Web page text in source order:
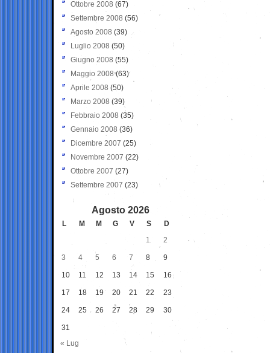
Ottobre 2008 (67)
Settembre 2008 (56)
Agosto 2008 (39)
Luglio 2008 (50)
Giugno 2008 (55)
Maggio 2008(63)
Aprile 2008 (50)
Marzo 2008 (39)
Febbraio 2008 (35)
Gennaio 2008 (36)
Dicembre 2007 (25)
Novembre 2007 (22)
Ottobre 2007 (27)
Settembre 2007 (23)
Agosto 2026
L M M G V S
D
1
2
3 4 5 6 7 8 9
10 11 12 13 14 15 16
17 18 19 20 21 22 23
24 25 26 27 28 29 30
31
« Lug